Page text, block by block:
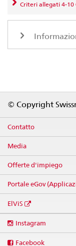
Criteri allegati 4-10
© Copyright
Contatto
Media
Offerte d'impiego
Portale eGov
ElViS
media
Instagram
Facebook